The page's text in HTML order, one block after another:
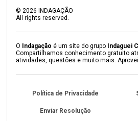
©2026 INDAGAÇÃO
All rights reserved.
O Indagação é um site do grupo Indaguei
Compartilhamos conhecimento gratuito
atividades, questões e muito mais.
Política de Privacidade
Enviar Resolução